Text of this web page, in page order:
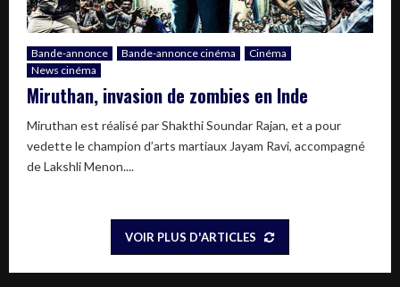
Bande-annonce Bande-annonce cinéma
Cinéma
News cinéma
Miruthan, invasion de zombies en Inde
Miruthan est réalisé par Shakthi Soundar Rajan, et a pour
vedette le champion d’arts martiaux Jayam Ravi, accompagné
de Lakshli Menon....
VOIR PLUS D'ARTICLES